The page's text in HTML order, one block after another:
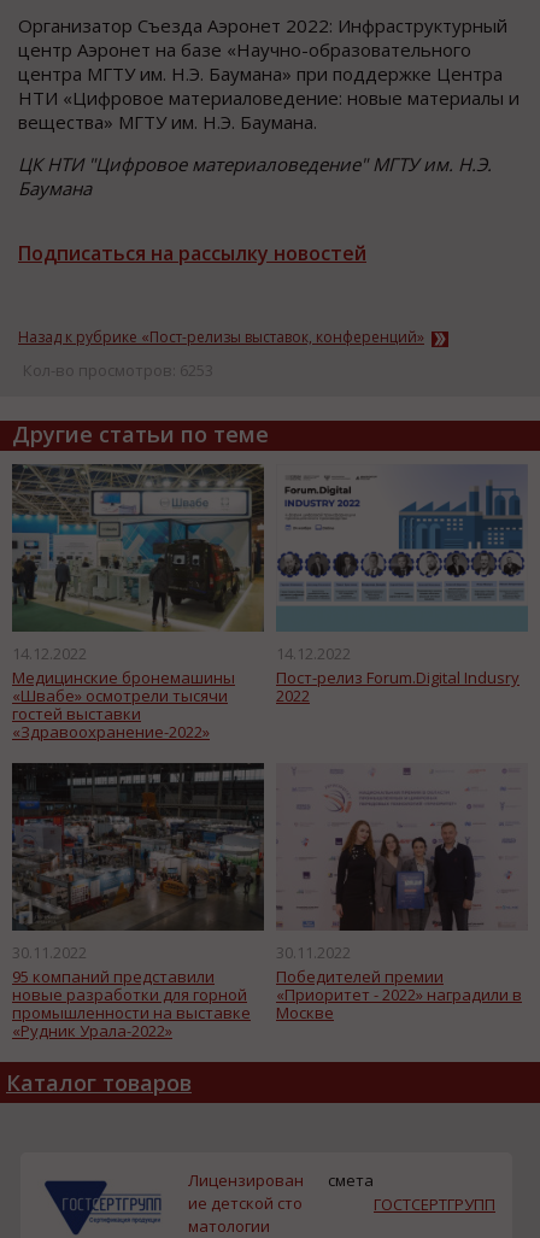
Организатор Съезда Аэронет 2022: Инфраструктурный
центр Аэронет на базе «Научно-образовательного
центра МГТУ им. Н.Э. Баумана» при поддержке Центра
НТИ «Цифровое материаловедение: новые материалы и
вещества» МГТУ им. Н.Э. Баумана.
ЦК НТИ "Цифровое материаловедение" МГТУ им. Н.Э.
Баумана
Подписаться на рассылку новостей
Назад к рубрике «Пост-релизы выставок, конференций»
Кол-во просмотров: 6253
Другие статьи по теме
14.12.2022
Медицинские бронемашины
«Швабе» осмотрели тысячи
гостей выставки
«Здравоохранение-2022»
14.12.2022
Пост-релиз Forum.Digital Indusry
2022
30.11.2022
95 компаний представили
новые разработки для горной
промышленности на выставке
«Рудник Урала-2022»
30.11.2022
Победителей премии
«Приоритет - 2022» наградили в
Москве
Каталог товаров
Лицензирован
ие детской сто
матологии
смета
ГОСТСЕРТГРУПП